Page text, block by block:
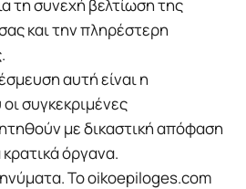
τη συνεχή βελτίωση της
και την πληρέστερη
αυτή είναι η
συγκεκριμένες
με δικαστική απόφαση
όργανα.
Το oikoepiloges.com